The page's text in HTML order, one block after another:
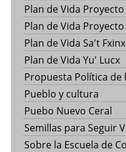
Plan de Vida
Plan de Vida Proyecto
Plan de Vida Sa't
Plan de Vida Yu' Lucx
Propuesta Política de
Pueblo y cultura
Puebo Nuevo Ceral
Semillas para Seguir
Sobre la Escuela de